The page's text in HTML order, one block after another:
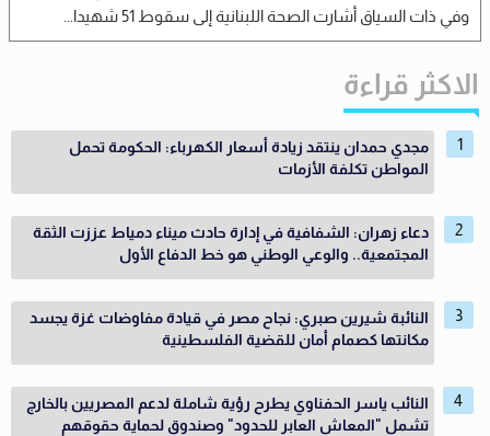
وفي ذات السياق أشارت الصحة اللبنانية إلى سقوط 51 شهيدا...
الاكثر قراءة
مجدي حمدان ينتقد زيادة أسعار الكهرباء: الحكومة تحمل
المواطن تكلفة الأزمات
دعاء زهران: الشفافية في إدارة حادث ميناء دمياط عززت الثقة
المجتمعية.. والوعي الوطني هو خط الدفاع الأول
النائبة شيرين صبري: نجاح مصر في قيادة مفاوضات غزة يجسد
مكانتها كصمام أمان للقضية الفلسطينية
النائب ياسر الحفناوي يطرح رؤية شاملة لدعم المصريين بالخارج
تشمل "المعاش العابر للحدود" وصندوق لحماية حقوقهم